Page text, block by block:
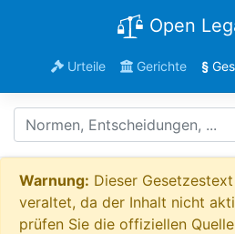
Open
Urteile Gerichte §
Warnung: Dieser
veraltet, da der Inhalt nicht
prüfen Sie die offiziellen